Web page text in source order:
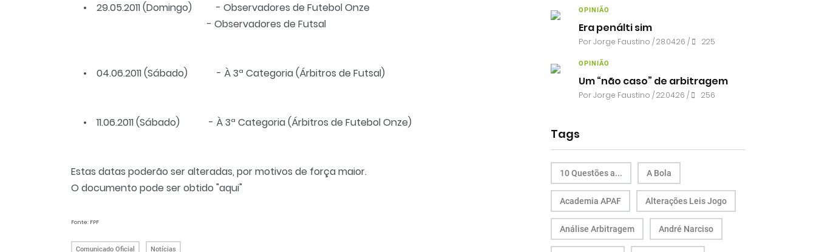
• 29.05.2011 (Domingo) - Observadores de Futebol Onze
- Observadores de Futsal
• 04.06.2011 (Sábado) - À 3ª Categoria (Árbitros de Futsal)
• 11.06.2011 (Sábado) - À 3ª Categoria (Árbitros de Futebol Onze)
Estas datas poderão ser alteradas, por motivos de força maior.
O documento pode ser obtido "aqui"
Fonte: FPF
Comunicado Oficial Notícias
OPINIÃO
Era penálti sim
PorJorge Faustino / 28.04.26 / 225
OPINIÃO
Um “não caso” de arbitragem
PorJorge Faustino / 22.04.26 / 256
Tags
10 Questões a... A Bola
Academia APAF Alterações Leis Jogo
Análise Arbitragem André Narciso